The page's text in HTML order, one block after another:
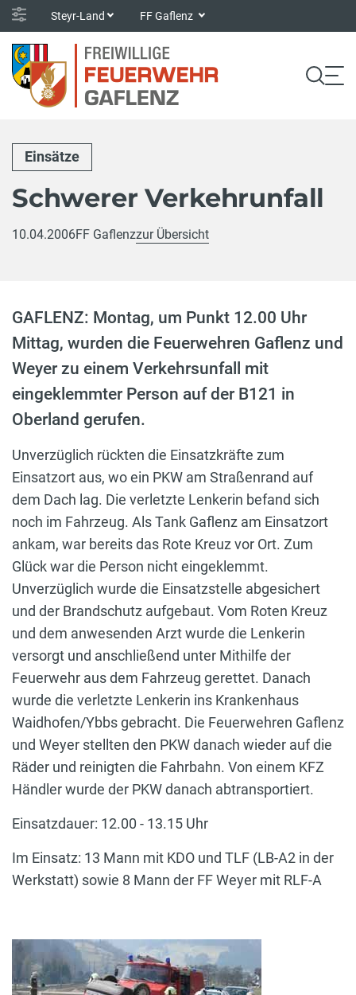
Steyr-Land FF Gaflenz
Einsätze
Schwerer Verkehrunfall
10.04.2006FF Gaflenzzur Übersicht
GAFLENZ: Montag, um Punkt 12.00 Uhr
Mittag, wurden die Feuerwehren Gaflenz und
Weyer zu einem Verkehrsunfall mit
eingeklemmter Person auf der B121 in
Oberland gerufen.
Unverzüglich rückten die Einsatzkräfte zum
Einsatzort aus, wo ein PKW am Straßenrand auf
dem Dach lag. Die verletzte Lenkerin befand sich
noch im Fahrzeug. Als Tank Gaflenz am Einsatzort
ankam, war bereits das Rote Kreuz vor Ort. Zum
Glück war die Person nicht eingeklemmt.
Unverzüglich wurde die Einsatzstelle abgesichert
und der Brandschutz aufgebaut. Vom Roten Kreuz
und dem anwesenden Arzt wurde die Lenkerin
versorgt und anschließend unter Mithilfe der
Feuerwehr aus dem Fahrzeug gerettet. Danach
wurde die verletzte Lenkerin ins Krankenhaus
Waidhofen/Ybbs gebracht. Die Feuerwehren Gaflenz
und Weyer stellten den PKW danach wieder auf die
Räder und reinigten die Fahrbahn. Von einem KFZ
Händler wurde der PKW danach abtransportiert.
Einsatzdauer: 12.00 - 13.15 Uhr
Im Einsatz: 13 Mann mit KDO und TLF (LB-A2 in der
Werkstatt) sowie 8 Mann der FF Weyer mit RLF-A